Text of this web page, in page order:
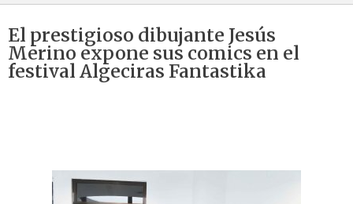
El prestigioso dibujante Jesús
Merino expone sus comics en el
festival Algeciras Fantastika